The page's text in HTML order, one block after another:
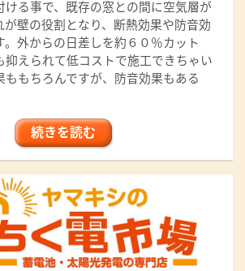
ける事で、既存の窓との間に空気層が
が壁の役割となり、断熱効果や防音効
。外からの日差しを約６０％カット
抑えられて低コストで施工できちゃい
ももちろんですが、防音効果もある
続きを読む